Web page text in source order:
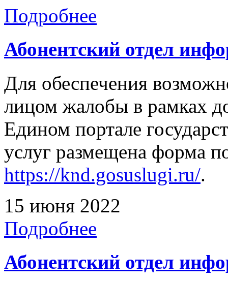
Подробнее
Абонентский отдел
Для обеспечения
лицом жалобы в рамках
Едином портале
услуг размещена форма
https://knd.gosuslugi.ru/.
15 июня 2022
Подробнее
Абонентский отдел